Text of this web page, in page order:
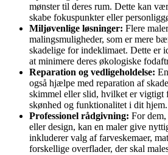
mønster til deres rum. Dette kan
skabe fokuspunkter eller
Miljøvenlige løsninger: Flere
malingsmuligheder, som er mere
skadelige for indeklimaet. Dette er
at minimere deres økologiske
Reparation og vedligeholdelse:
også hjælpe med reparation af
skimmel eller slid, hvilket er vigtigt
skønhed og funktionalitet i dit hjem.
Professionel rådgivning: For
eller design, kan en maler give
inkluderer valg af farveskemaer,
forskellige overflader, der skal